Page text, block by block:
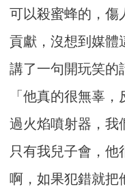
可以殺蜜蜂的，傷
貢獻，沒想到媒體
講了一句開玩笑的
「他真的很無辜
過火焰噴射器，我
只有我兒子會，他
啊，如果犯錯就把